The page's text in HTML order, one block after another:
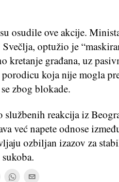
osudile ove akcije.
optužio je
kretanje građana, uz
koja nije mogla
zbog blokade.
službenih reakcija iz
već napete odnose
ozbiljan izazov za